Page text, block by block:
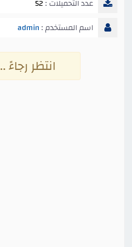
عدد التحميلات : 52
اسم المستخدم : admin
انتظر رجاءً .. 4